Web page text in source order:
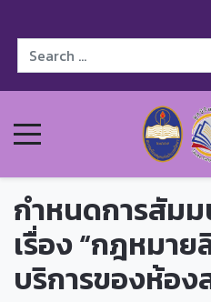
กำหนดการสัมม
เรื่อง “กฎหมา
บริการของห้อ